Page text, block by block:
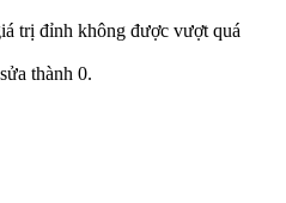
trị đỉnh không được vượt quá
thành 0.